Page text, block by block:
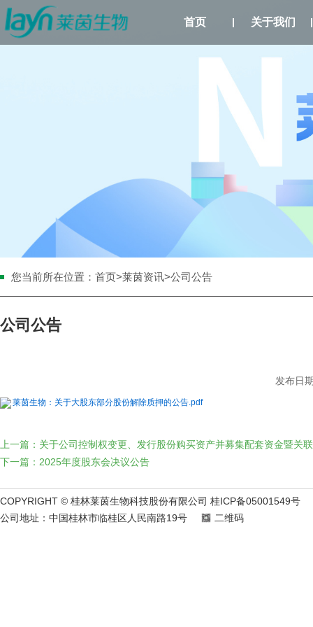
首页 关于我们
您当前所在位置： 首页>莱茵资讯>公司公告
公司公告
发布日
莱茵生物：关于大股东部分股份解除质押的公告.pdf
上一篇：关于公司控制权变更、发行股份购买资产并募集配套资金暨关
下一篇：2025年度股东会决议公告
COPYRIGHT © 桂林莱茵生物科技股份有限公司 桂ICP备05001549号
公司地址：中国桂林市临桂区人民南路19号
二维码